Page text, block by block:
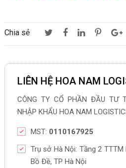
Chia sẻ
LIÊN HỆ HOA NAM
CÔNG TY CỔ PHẦN ĐẦU TƯ
NHẬP KHẨU HOA NAM
MST: 0110167925
Trụ sở Hà Nội: Tầng 2
Bồ Đề, TP Hà Nội